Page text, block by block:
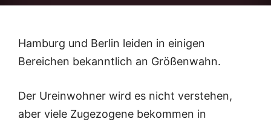
Hamburg und Berlin leiden in einigen
Bereichen bekanntlich an Größenwahn.
Der Ureinwohner wird es nicht verstehen,
aber viele Zugezogene bekommen in